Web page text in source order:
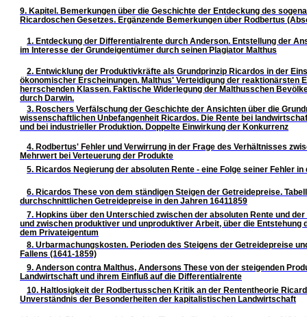
9. Kapitel. Bemerkungen über die Geschichte der Entdeckung des
Ricardoschen Gesetzes. Ergänzende Bemerkungen über Rodbertus
1. Entdeckung der Differentialrente durch Anderson. Entstellung der
im Interesse der Grundeigentümer durch seinen Plagiator Malthus
2. Entwicklung der Produktivkräfte als Grundprinzip Ricardos in der
ökonomischer Erscheinungen. Malthus' Verteidigung der reaktionärsten
herrschenden Klassen. Faktische Widerlegung der Malthusschen
durch Darwin.
3. Roschers Verfälschung der Geschichte der Ansichten über die
wissenschaftlichen Unbefangenheit Ricardos. Die Rente bei
und bei industrieller Produktion. Doppelte Einwirkung der Konkurrenz
4. Rodbertus' Fehler und Verwirrung in der Frage des Verhältnisses
Mehrwert bei Verteuerung der Produkte
5. Ricardos Negierung der absoluten Rente - eine Folge seiner Fehler
6. Ricardos These von dem ständigen Steigen der Getreidepreise.
durchschnittlichen Getreidepreise in den Jahren 16411859
7. Hopkins über den Unterschied zwischen der absoluten Rente und
und zwischen produktiver und unproduktiver Arbeit, über die Entstehung
dem Privateigentum
8. Urbarmachungskosten. Perioden des Steigens der Getreidepreise
Fallens (1641-1859)
9. Anderson contra Malthus, Andersons These von der steigenden
Landwirtschaft und ihrem Einfluß auf die Differentialrente
10. Haltlosigkeit der Rodbertusschen Kritik an der Rententheorie
Unverständnis der Besonderheiten der kapitalistischen Landwirtschaft